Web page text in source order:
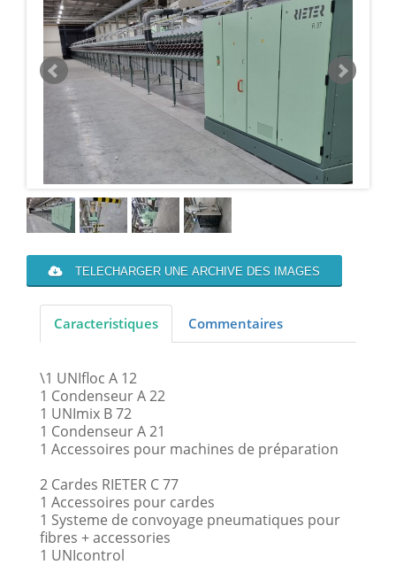
TELECHARGER UNE ARCHIVE DES IMAGES
Caracteristiques Commentaires
\1 UNIfloc A 12
1 Condenseur A 22
1 UNImix B 72
1 Condenseur A 21
1 Accessoires pour machines de préparation
2 Cardes RIETER C 77
1 Accessoires pour cardes
1 Systeme de convoyage pneumatiques pour
fibres + accessories
1 UNIcontrol